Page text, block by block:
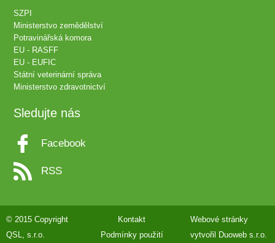
SZPI
Ministerstvo zemědělství
Potravinářská komora
EU - RASFF
EU - EUFIC
Státní veterinární správa
Ministerstvo zdravotnictví
Sledujte nás
Facebook
RSS
© 2015 Copyright
QSL, s.r.o.
Kontakt
Podmínky použití
Webové stránky
vytvořil
Duoweb s.r.o.